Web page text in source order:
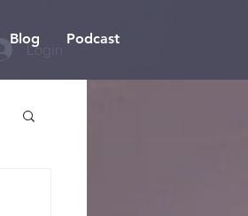
Blog Podcast
Login